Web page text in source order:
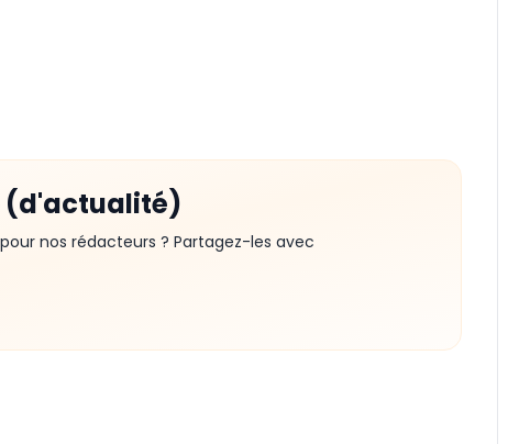
(d'actualité)
nos rédacteurs ? Partagez-les avec